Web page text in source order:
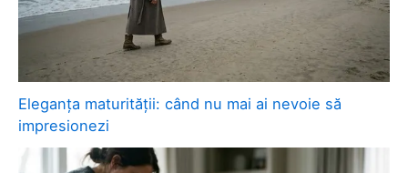
Eleganța maturității: când nu mai ai nevoie să
impresionezi